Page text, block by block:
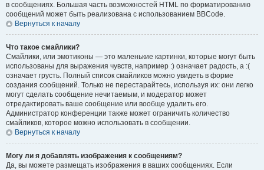
в сообщениях. Большая часть возможностей HTML по форматированию
сообщений может быть реализована с использованием BBCode.
Вернуться к началу
Что такое смайлики?
Смайлики, или эмотиконы — это маленькие картинки, которые могут быть
использованы для выражения чувств, например :) означает радость, а :(
означает грусть. Полный список смайликов можно увидеть в форме
создания сообщений. Только не перестарайтесь, используя их: они легко
могут сделать сообщение нечитаемым, и модератор может
отредактировать ваше сообщение или вообще удалить его.
Администратор конференции также может ограничить количество
смайликов, которое можно использовать в сообщении.
Вернуться к началу
Могу ли я добавлять изображения к сообщениям?
Да, вы можете размещать изображения в ваших сообщениях. Если